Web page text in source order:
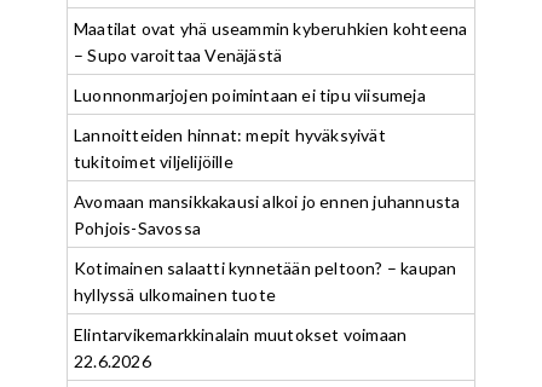
Maatilat ovat yhä useammin kyberuhkien kohteena
– Supo varoittaa Venäjästä
Luonnonmarjojen poimintaan ei tipu viisumeja
Lannoitteiden hinnat: mepit hyväksyivät
tukitoimet viljelijöille
Avomaan mansikkakausi alkoi jo ennen juhannusta
Pohjois-Savossa
Kotimainen salaatti kynnetään peltoon? – kaupan
hyllyssä ulkomainen tuote
Elintarvikemarkkinalain muutokset voimaan
22.6.2026